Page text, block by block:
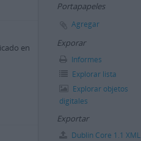
en
Portapapeles
Agregar
Exporar
Informes
Explorar lista
Explorar objetos
digitales
Exportar
Dublin Core 1.1 XML